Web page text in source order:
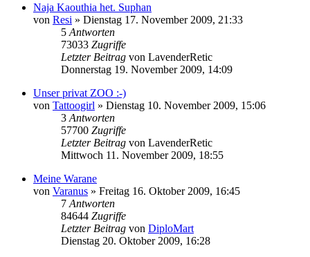
Naja Kaouthia het. Suphan
von Resi » Dienstag 17. November 2009, 21:33
5 Antworten
73033 Zugriffe
Letzter Beitrag von LavenderRetic
Donnerstag 19. November 2009, 14:09
Unser privat ZOO :-)
von Tattoogirl » Dienstag 10. November 2009, 15:06
3 Antworten
57700 Zugriffe
Letzter Beitrag von LavenderRetic
Mittwoch 11. November 2009, 18:55
Meine Warane
von Varanus » Freitag 16. Oktober 2009, 16:45
7 Antworten
84644 Zugriffe
Letzter Beitrag von DiploMart
Dienstag 20. Oktober 2009, 16:28